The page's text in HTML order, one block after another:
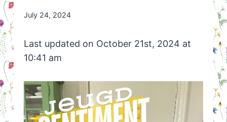
By
July 24, 2024
Last updated on October 21st, 2024 at
10:41 am